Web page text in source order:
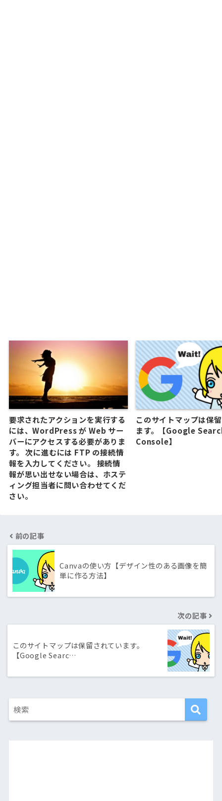
要求されたアクションを実行する
には、WordPress が Web サー
バーにアクセスする必要がありま
す。 次に進むには FTP の接続情
報を入力してください。 接続情
報が思い出せない場合は、ホステ
ィング担当者に問い合わせてくだ
さい。
このサイトマップは保
ます。【Google
Console】
前の記事
Canvaの使い方【デザイン性のある画像を簡
単に作る方法】
次の記事
このサイトマップは保留されています。
【Google Searc…